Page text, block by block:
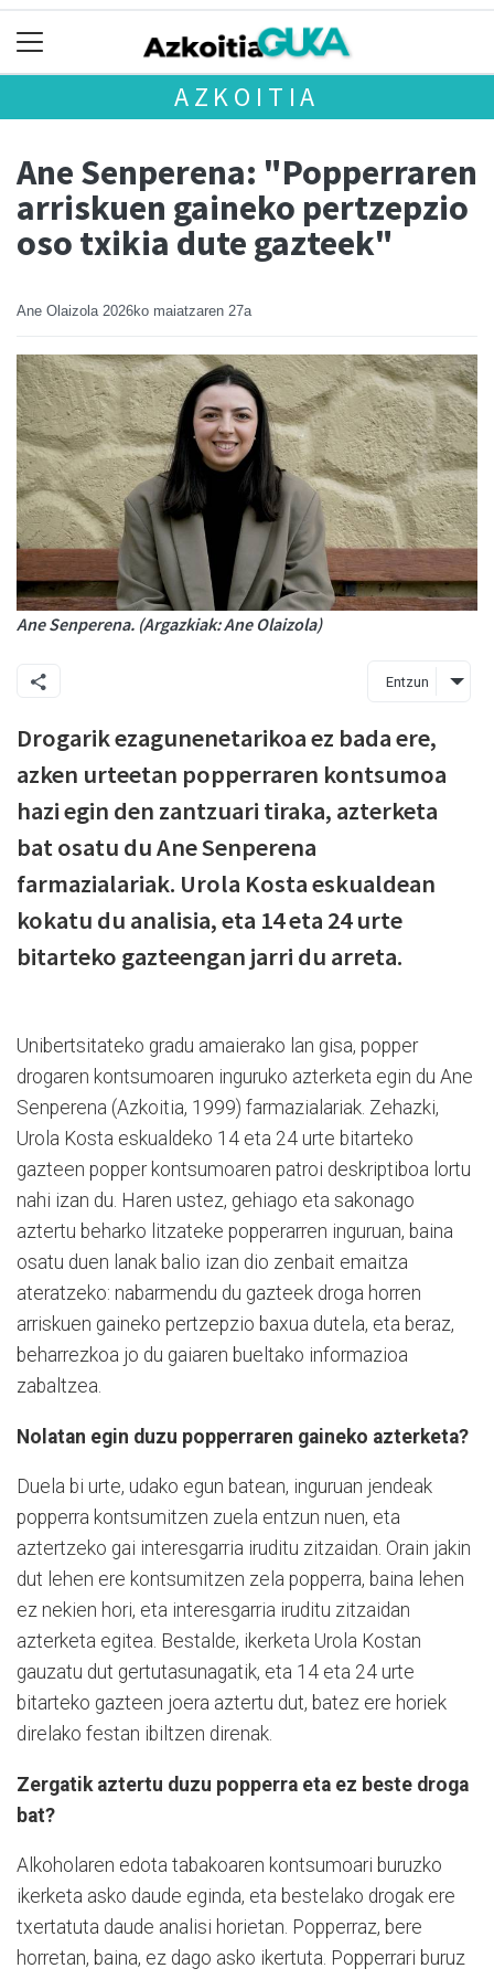
AZKOITIA
Ane Senperena: "Popperraren
arriskuen gaineko pertzepzio
oso txikia dute gazteek"
Ane Olaizola 2026ko maiatzaren 27a
Ane Senperena. (Argazkiak: Ane Olaizola)
Entzun
Drogarik ezagunenetarikoa ez bada ere,
azken urteetan popperraren kontsumoa
hazi egin den zantzuari tiraka, azterketa
bat osatu du Ane Senperena
farmazialariak. Urola Kosta eskualdean
kokatu du analisia, eta 14 eta 24 urte
bitarteko gazteengan jarri du arreta.
Unibertsitateko gradu amaierako lan gisa, popper
drogaren kontsumoaren inguruko azterketa egin du Ane
Senperena (Azkoitia, 1999) farmazialariak. Zehazki,
Urola Kosta eskualdeko 14 eta 24 urte bitarteko
gazteen popper kontsumoaren patroi deskriptiboa lortu
nahi izan du. Haren ustez, gehiago eta sakonago
aztertu beharko litzateke popperarren inguruan, baina
osatu duen lanak balio izan dio zenbait emaitza
ateratzeko: nabarmendu du gazteek droga horren
arriskuen gaineko pertzepzio baxua dutela, eta beraz,
beharrezkoa jo du gaiaren bueltako informazioa
zabaltzea.
Nolatan egin duzu popperraren gaineko azterketa?
Duela bi urte, udako egun batean, inguruan jendeak
popperra kontsumitzen zuela entzun nuen, eta
aztertzeko gai interesgarria iruditu zitzaidan. Orain jakin
dut lehen ere kontsumitzen zela popperra, baina lehen
ez nekien hori, eta interesgarria iruditu zitzaidan
azterketa egitea. Bestalde, ikerketa Urola Kostan
gauzatu dut gertutasunagatik, eta 14 eta 24 urte
bitarteko gazteen joera aztertu dut, batez ere horiek
direlako festan ibiltzen direnak.
Zergatik aztertu duzu popperra eta ez beste droga
bat?
Alkoholaren edota tabakoaren kontsumoari buruzko
ikerketa asko daude eginda, eta bestelako drogak ere
txertatuta daude analisi horietan. Popperraz, bere
horretan, baina, ez dago asko ikertuta. Popperrari buruz